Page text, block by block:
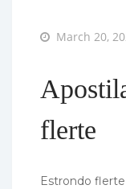
PostedMarch 20,
flerte
Estrondo